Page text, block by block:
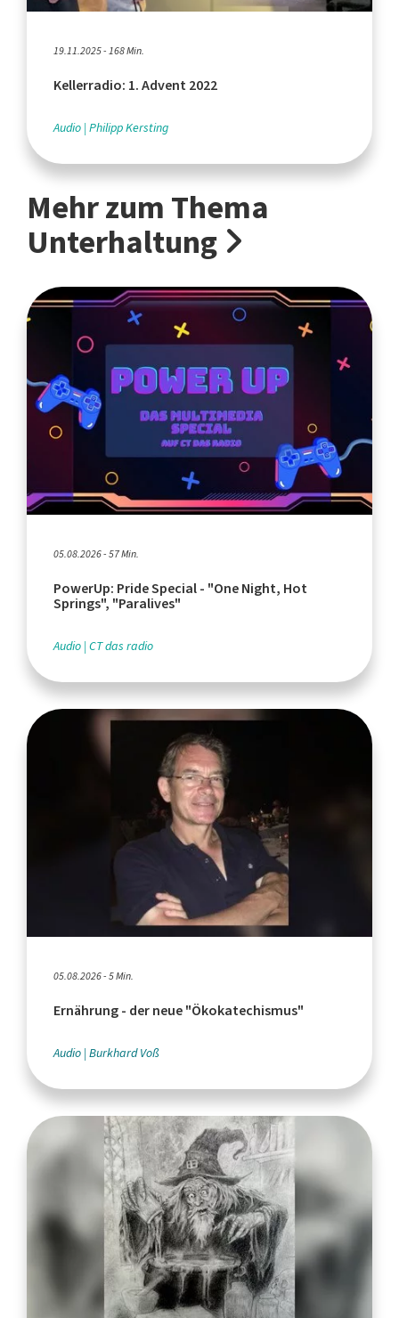
19.11.2025 - 168 Min.
Kellerradio: 1. Advent 2022
Audio Philipp Kersting
Mehr zum Thema
Unterhaltung
05.08.2026 - 57 Min.
PowerUp: Pride Special - "One Night, Hot
Springs", "Paralives"
Audio CT das radio
05.08.2026 - 5 Min.
Ernährung - der neue "Ökokatechismus"
Audio Burkhard Voß